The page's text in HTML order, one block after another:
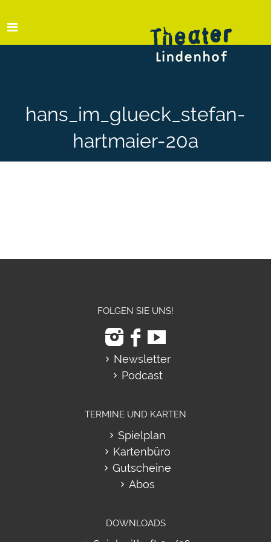
hans_im_glueck_stefan-
hartmaier-20a
FOLGEN SIE UNS!
Newsletter
Podcast
TERMINE UND KARTEN
Spielplan
Kartenbüro
Gutscheine
Abos
DOWNLOADS